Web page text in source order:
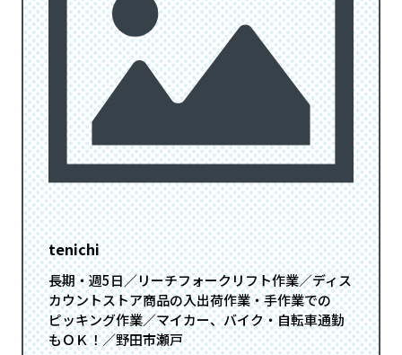
tenichi
長期・週5日／リーチフォークリフト作業／ディス
カウントストア商品の入出荷作業・手作業での
ピッキング作業／マイカー、バイク・自転車通勤
もＯＫ！／野田市瀬戸